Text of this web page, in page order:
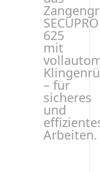
SECUPRO
625
mit
– für
sicheres
und
Arbeiten.